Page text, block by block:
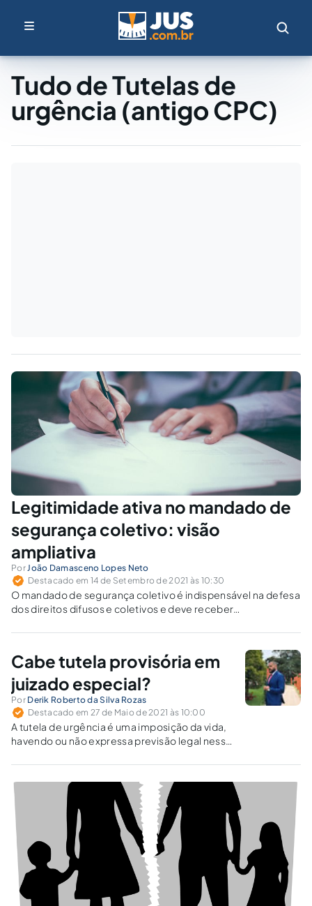
Tudo de Tutelas de
urgência (antigo CPC)
Legitimidade ativa no mandado de
segurança coletivo: visão
ampliativa
PorJoão Damasceno Lopes Neto
Destacado em 14 de Setembro de 2021 às 10:30
O mandado de segurança coletivo é indispensável na defesa
dos direitos difusos e coletivos e deve receber
Cabe tutela provisória em
juizado especial?
Por Derik Roberto da Silva Rozas
Destacado em 27 de Maio de 2021 às 10:00
A tutela de urgência é uma imposição da vida,
havendo ou não expressa previsão legal nesse
o risco de perecimento do direito, deve a
tutela de urgência não apenas ser admitida,
mas, inclusive, ser incentivada.